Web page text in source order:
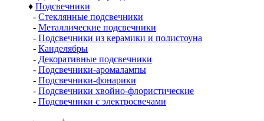
♦ Подсвечники
- Стеклянные подсвечники
- Металлические подсвечники
- Подсвечники из керамики и полистоуна
- Канделябры
- Декоративные подсвечники
- Подсвечники-аромалампы
- Подсвечники-фонарики
- Подсвечники хвойно-флористические
- Подсвечники с электросвечами